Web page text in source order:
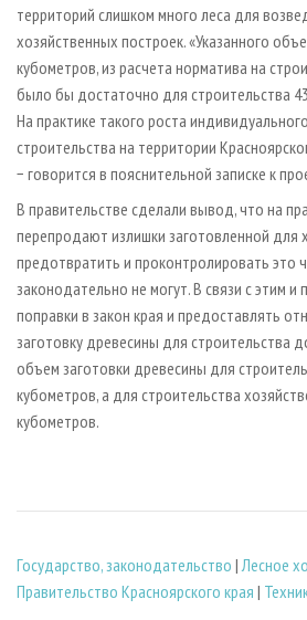
территорий слишком много леса для
хозяйственных построек. «Указанного
кубометров, из расчета норматива на
было бы достаточно для строительства
На практике такого роста
строительства на территории
− говорится в пояснительной записке к
В правительстве сделали вывод, что на
перепродают излишки заготовленной для
предотвратить и проконтролировать это
законодательно не могут. В связи с этим и
поправки в закон края и предоставлять
заготовку древесины для строительства
объем заготовки древесины для
кубометров, а для строительства
кубометров.
Государство, законодательство |Лесное
Правительство Красноярского края |